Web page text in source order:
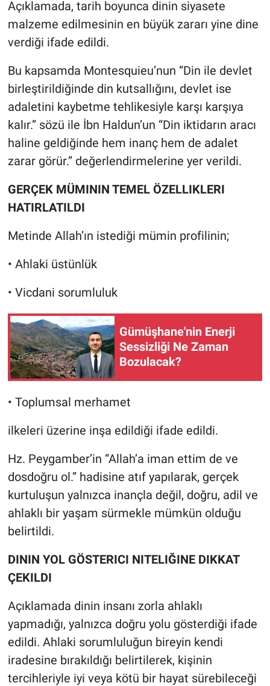
Açıklamada, tarih boyunca dinin siyasete
malzeme edilmesinin en büyük zararı yine dine
verdiği ifade edildi.
Bu kapsamda Montesquieu’nun “Din ile devlet
birleştirildiğinde din kutsallığını, devlet ise
adaletini kaybetme tehlikesiyle karşı karşıya
kalır.” sözü ile İbn Haldun’un “Din iktidarın aracı
haline geldiğinde hem inanç hem de adalet
zarar görür.” değerlendirmelerine yer verildi.
GERÇEK MÜMININ TEMEL ÖZELLIKLERI
HATIRLATILDI
Metinde Allah’ın istediği mümin profilinin;
• Ahlaki üstünlük
• Vicdani sorumluluk
Gümüşhane'nin Enerji
Sessizliği Ne Zaman
Bozulacak?
• Toplumsal merhamet
ilkeleri üzerine inşa edildiği ifade edildi.
Hz. Peygamber’in “Allah’a iman ettim de ve
dosdoğru ol.” hadisine atıf yapılarak, gerçek
kurtuluşun yalnızca inançla değil, doğru, adil ve
ahlaklı bir yaşam sürmekle mümkün olduğu
belirtildi.
DININ YOL GÖSTERICI NITELIĞINE DIKKAT
ÇEKILDI
Açıklamada dinin insanı zorla ahlaklı
yapmadığı, yalnızca doğru yolu gösterdiği ifade
edildi. Ahlaki sorumluluğun bireyin kendi
iradesine bırakıldığı belirtilerek, kişinin
tercihleriyle iyi veya kötü bir hayat sürebileceği